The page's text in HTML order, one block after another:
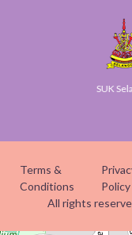
SUK
Terms &
Conditions
Policy
All rights